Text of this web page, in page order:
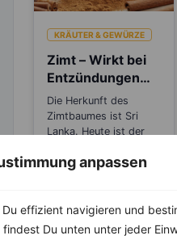
anpassen
effizient navigieren und
Du unten unter jeder
KRÄUTER & GEWÜRZE
Zimt – Wirkt bei
Entzündungen
und Rheuma
Die Herkunft des
Zimtbaumes ist Sri
Lanka. Heute ist der
Teilen der...